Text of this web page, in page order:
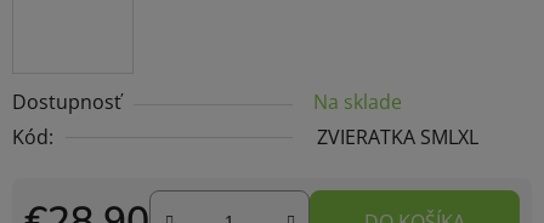
Dostupnosť
Na sklade
Kód:
ZVIERATKA SMLXL